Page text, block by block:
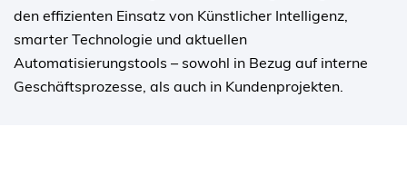
den effizienten Einsatz von Künstlicher Intelligenz,
smarter Technologie und aktuellen
Automatisierungstools – sowohl in Bezug auf interne
Geschäftsprozesse, als auch in Kundenprojekten.